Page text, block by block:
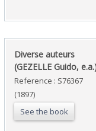
‎Diverse auteurs
(GEZELLE Guido,
Reference : S76367
(1897)
See the book